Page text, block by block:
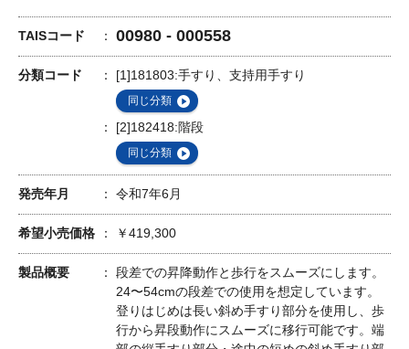
TAISコード 00980 - 000558
分類コード [1]181803:手すり、支持用手すり
同じ分類
[2]182418:階段
同じ分類
発売年月 令和7年6月
希望小売価格 ￥419,300
製品概要
段差での昇降動作と歩行をスムーズにします。
24〜54cmの段差での使用を想定しています。
登りはじめは長い斜め手すり部分を使用し、歩
行から昇段動作にスムーズに移行可能です。端